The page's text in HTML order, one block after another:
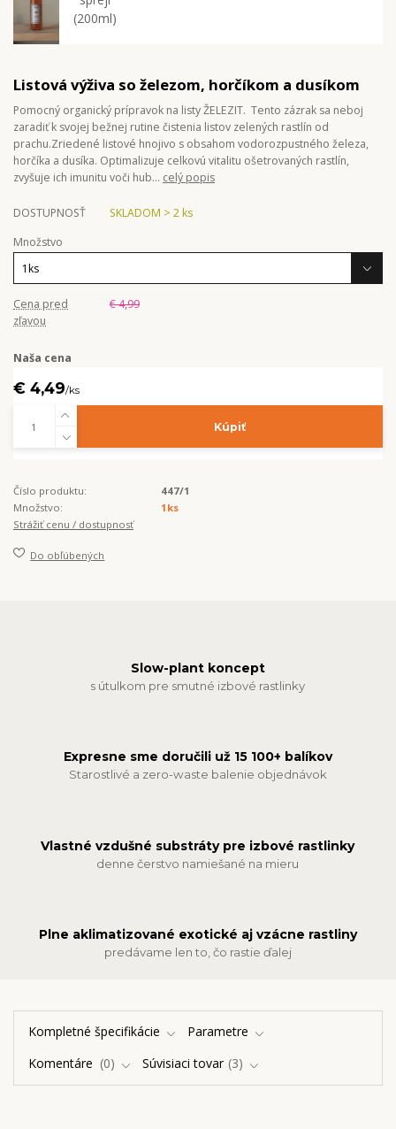
Listová výživa so železom, horčíkom a dusíkom
Pomocný organický prípravok na listy ŽELEZIT. Tento zázrak sa neboj
zaradiť k svojej bežnej rutine čistenia listov zelených rastlín od
prachu.Zriedené listové hnojivo s obsahom vodorozpustného železa,
horčíka a dusíka. Optimalizuje celkovú vitalitu ošetrovaných rastlín,
zvyšuje ich imunitu voči hub... celý popis
DOSTUPNOSŤ
SKLADOM > 2 ks
Množstvo
Cena pred
zľavou
€ 4,99
Naša cena
€ 4,49/ks
Kúpiť
Číslo produktu:
447/1
Množstvo:
1ks
Strážiť cenu / dostupnosť
Do obľúbených
Slow-plant koncept
s útulkom pre smutné izbové rastlinky
Expresne sme doručili už 15 100+ balíkov
Starostlivé a zero-waste balenie objednávok
Vlastné vzdušné substráty pre izbové rastlinky
denne čerstvo namiešané na mieru
Plne aklimatizované exotické aj vzácne rastliny
predávame len to, čo rastie ďalej
Kompletné špecifikácie
Parametre
Komentáre
0 Súvisiaci tovar 3